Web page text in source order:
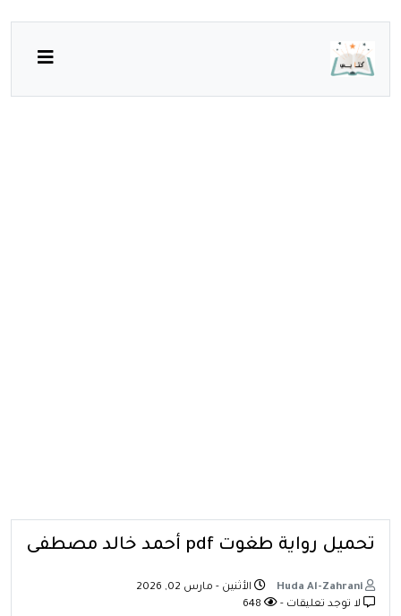
تحميل رواية طغوت pdf أحمد خالد مصطفى
الأثنين - مارس 02, 2026
لا توجد تعليقات -